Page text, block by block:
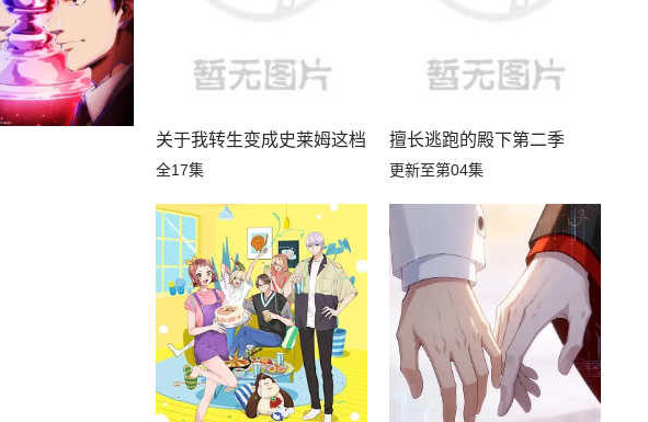
关于我转生变成史莱姆这档事第四季
全17集
擅长逃跑的殿下第二季
更新至第04集